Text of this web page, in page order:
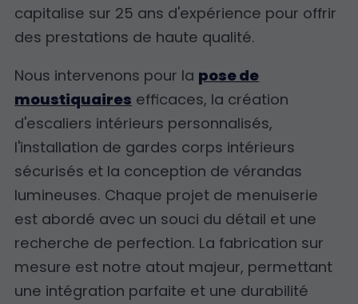
capitalise sur 25 ans d'expérience pour offrir
des prestations de haute qualité.
Nous intervenons pour la pose de
moustiquaires efficaces, la création
d'escaliers intérieurs personnalisés,
l'installation de gardes corps intérieurs
sécurisés et la conception de vérandas
lumineuses. Chaque projet de menuiserie
est abordé avec un souci du détail et une
recherche de perfection. La fabrication sur
mesure est notre atout majeur, permettant
une intégration parfaite et une durabilité